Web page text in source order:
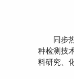
同步
种检测技
料研究、